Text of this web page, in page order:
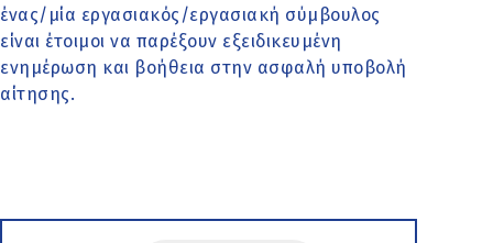
ένας/μία εργασιακός/εργασιακή σύμβουλος
είναι έτοιμοι να παρέξουν εξειδικευμένη
ενημέρωση και βοήθεια στην ασφαλή υποβολή
αίτησης.